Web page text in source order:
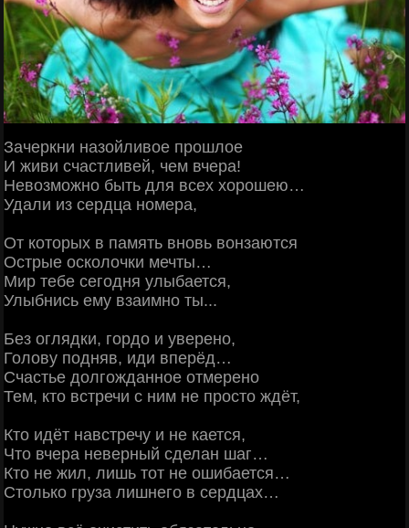
Зачеркни назойливое прошлое
И живи счастливей, чем вчера!
Невозможно быть для всех хорошею…
Удали из сердца номера,
От которых в память вновь вонзаются
Острые осколочки мечты…
Мир тебе сегодня улыбается,
Улыбнись ему взаимно ты...
Без оглядки, гордо и уверено,
Голову подняв, иди вперёд…
Счастье долгожданное отмерено
Тем, кто встречи с ним не просто ждёт,
Кто идёт навстречу и не кается,
Что вчера неверный сделан шаг…
Кто не жил, лишь тот не ошибается…
Столько груза лишнего в сердцах…